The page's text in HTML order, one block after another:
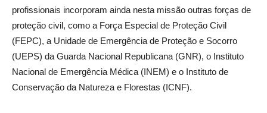
profissionais incorporam ainda nesta missão outras forças de
proteção civil, como a Força Especial de Proteção Civil
(FEPC), a Unidade de Emergência de Proteção e Socorro
(UEPS) da Guarda Nacional Republicana (GNR), o Instituto
Nacional de Emergência Médica (INEM) e o Instituto de
Conservação da Natureza e Florestas (ICNF).